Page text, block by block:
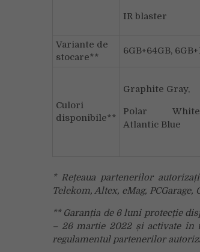
IR blaster
Variante de
stocare**
6GB+64GB,
Culori
disponibile**
Graphite Gray,
Polar
Atlantic Blue
* Rețeaua partenerilor
Telekom, Altex, eMag, PCGarage,
** Garanția de 6 luni protecție
– 26 martie 2022 și activate în
regulamentul partenerilor